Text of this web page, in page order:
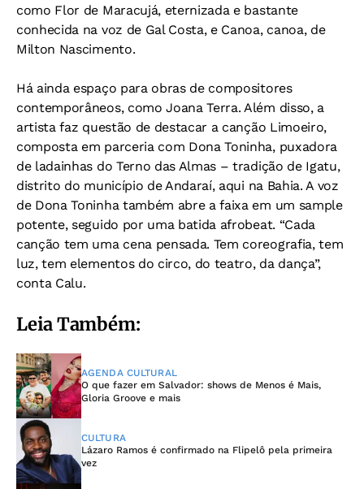
como Flor de Maracujá, eternizada e bastante
conhecida na voz de Gal Costa, e Canoa, canoa, de
Milton Nascimento.
Há ainda espaço para obras de compositores
contemporâneos, como Joana Terra. Além disso, a
artista faz questão de destacar a canção Limoeiro,
composta em parceria com Dona Toninha, puxadora
de ladainhas do Terno das Almas – tradição de Igatu,
distrito do município de Andaraí, aqui na Bahia. A voz
de Dona Toninha também abre a faixa em um sample
potente, seguido por uma batida afrobeat. “Cada
canção tem uma cena pensada. Tem coreografia, tem
luz, tem elementos do circo, do teatro, da dança”,
conta Calu.
Leia Também:
AGENDA CULTURAL
O que fazer em Salvador: shows de Menos é Mais,
Gloria Groove e mais
CULTURA
Lázaro Ramos é confirmado na Flipelô pela primeira
vez